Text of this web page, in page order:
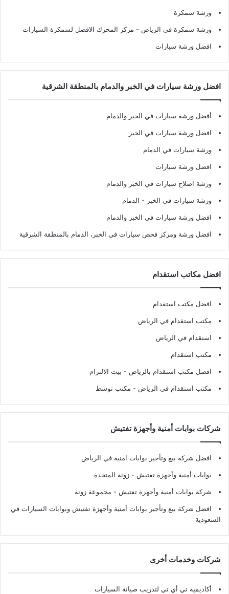
ورشة سمكرة
ورشة سمكرة في الرياض - مركز المحرك الافضل لسمكرة السيارات
افضل ورشة سيارات
افضل ورشة سيارات في الخبر والدمام بالمنطقة الشرقية
أفضل ورشة سيارات في الخبر والدمام
افضل ورشة سيارات في الخبر
ورشة سيارات في الدمام
افضل ورشة سيارات
ورشة اصلاح سيارات في الخبر والدمام
ورشة سيارات في الخبر - الدمام
افضل ورشة سيارات في الخبر والدمام
افضل ورشة ومركز فحص سيارات في الخبر، الدمام بالمنطقة الشرقية
افضل مكاتب استقدام
افضل مكتب استقدام
مكتب استقدام في الرياض
استقدام في الرياض
مكتب استقدام
افضل مكتب استقدام بالرياض - بيت الالتزام
مكتب استقدام في الرياض - مكتب توسط
شركات بوابات أمنية وأجهزة تفتيش
افضل شركة بيع وتأجير بوابات امنية في الرياض
بوابات أمنية وأجهزة تفتيش - زونة المتحدة
شركة بوابات أمنية وأجهزة تفتيش - مجموعة زونة
افضل شركة بيع وتأجير بوابات أمنية وأجهزة تفتيش وبوابات السيارات في
السعودية
شركات وخدمات أخرى
أكاديمية تي أي تي لتدريب صيانة السيارات